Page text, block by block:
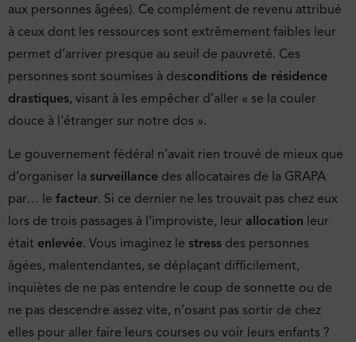
aux personnes âgées). Ce complément de revenu attribué
à ceux dont les ressources sont extrêmement faibles leur
permet d’arriver presque au seuil de pauvreté. Ces
personnes sont soumises à desconditions de résidence
drastiques, visant à les empêcher d’aller « se la couler
douce à l’étranger sur notre dos ».
Le gouvernement fédéral n’avait rien trouvé de mieux que
d’organiser la surveillance des allocataires de la GRAPA
par… le facteur. Si ce dernier ne les trouvait pas chez eux
lors de trois passages à l’improviste, leur allocation leur
était enlevée. Vous imaginez le stress des personnes
âgées, malentendantes, se déplaçant difficilement,
inquiètes de ne pas entendre le coup de sonnette ou de
ne pas descendre assez vite, n’osant pas sortir de chez
elles pour aller faire leurs courses ou voir leurs enfants ?